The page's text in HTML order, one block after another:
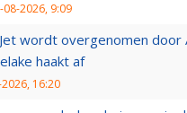
08-2026, 9:09
wordt overgenomen door
haakt af
16:20